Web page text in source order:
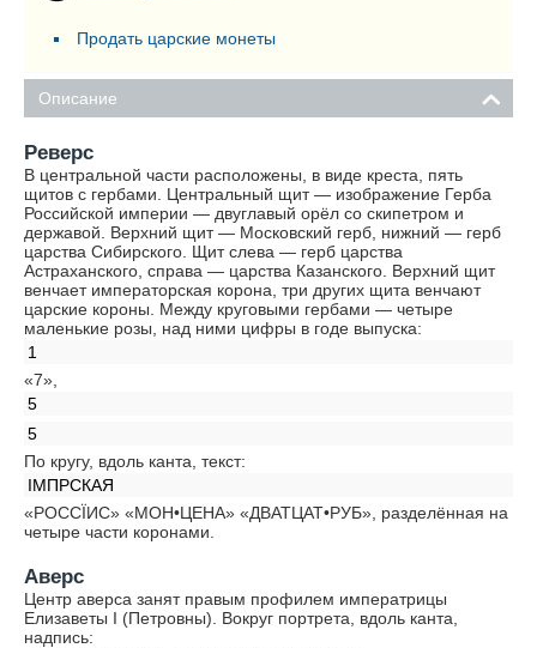
Продать царские монеты
Описание
Реверс
В центральной части расположены, в виде креста, пять
щитов с гербами. Центральный щит — изображение Герба
Российской империи — двуглавый орёл со скипетром и
державой. Верхний щит — Московский герб, нижний — герб
царства Сибирского. Щит слева — герб царства
Астраханского, справа — царства Казанского. Верхний щит
венчает императорская корона, три других щита венчают
царские короны. Между круговыми гербами — четыре
маленькие розы, над ними цифры в годе выпуска:
1
«7»,
5
5
По кругу, вдоль канта, текст:
IМПРСКАЯ
«РОССÏИС» «МОН•ЦЕНА» «ДВАТЦАТ•РУБ», разделённая на
четыре части коронами.
Аверс
Центр аверса занят правым профилем императрицы
Елизаветы I (Петровны). Вокруг портрета, вдоль канта,
надпись: